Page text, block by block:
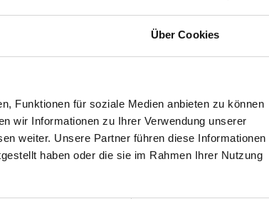
Über Cookies
Funktionen für soziale Medien anbieten zu können
wir Informationen zu Ihrer Verwendung unserer
weiter. Unsere Partner führen diese Informationen
haben oder die sie im Rahmen Ihrer Nutzung